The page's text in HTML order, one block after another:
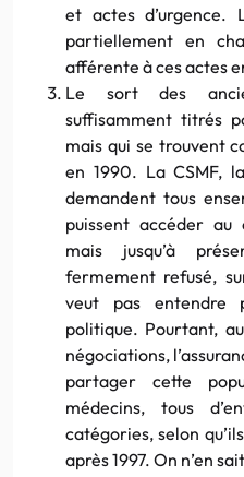
et actes d’urgence.
partiellement en
afférente à ces actes
Le sort des
suffisamment titrés
mais qui se trouvent
en 1990. La CSMF,
demandent tous
puissent accéder au
mais jusqu’à
fermement refusé,
veut pas entendre
politique. Pourtant,
négociations,
partager cette
médecins, tous
catégories, selon
après 1997. On n’en